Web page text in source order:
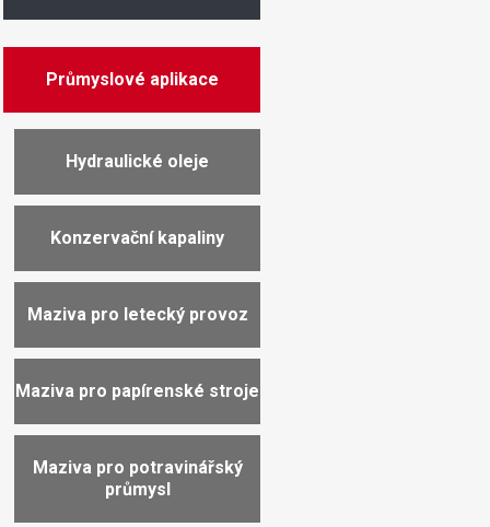
Průmyslové aplikace
Hydraulické oleje
Konzervační kapaliny
Maziva pro letecký provoz
Maziva pro papírenské stroje
Maziva pro potravinářský
průmysl